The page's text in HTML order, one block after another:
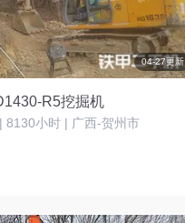
04-27更新
R5挖掘机
8130小时 | 广西-贺州市